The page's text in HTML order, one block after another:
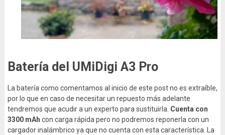
Batería del UMiDigi A3 Pro
La batería como comentamos al inicio de este post no es extraíble,
por lo que en caso de necesitar un repuesto más adelante
tendremos que acudir a un experto para sustituirla. Cuenta con
3300 mAh con carga rápida pero no podremos reponerla con un
cargador inalámbrico ya que no cuenta con esta característica. La